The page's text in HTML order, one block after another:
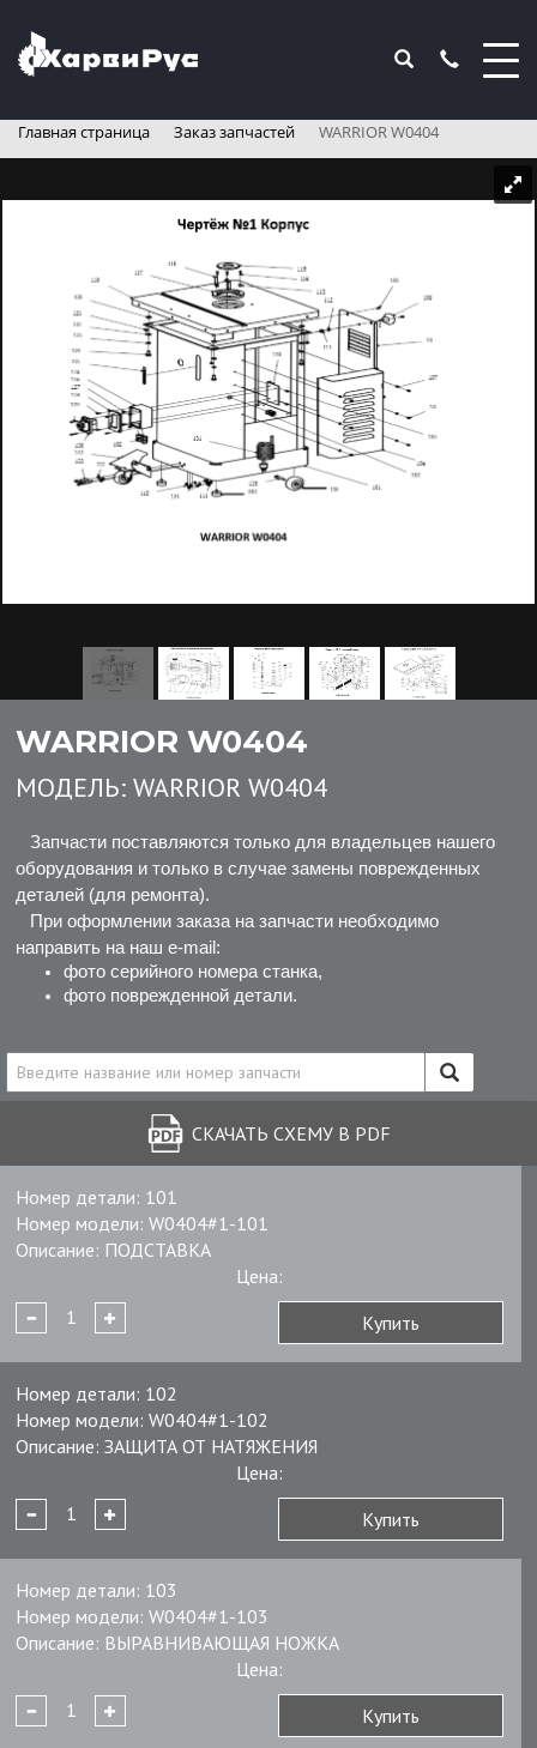
Главная страница Заказ запчастей WARRIOR W0404
WARRIOR W0404
МОДЕЛЬ: WARRIOR W0404
Запчасти поставляются только для владельцев нашего
оборудования и только в случае замены поврежденных
деталей (для ремонта).
При оформлении заказа на запчасти необходимо
направить на наш e-mail:
фото серийного номера станка,
фото поврежденной детали.
СКАЧАТЬ СХЕМУ В PDF
Номер детали: 101
Номер модели: W0404#1-101
Описание: ПОДСТАВКА
Цена:
Купить
Номер детали: 102
Номер модели: W0404#1-102
Описание: ЗАЩИТА ОТ НАТЯЖЕНИЯ
Цена:
Купить
Номер детали: 103
Номер модели: W0404#1-103
Описание: ВЫРАВНИВАЮЩАЯ НОЖКА
Цена:
Купить